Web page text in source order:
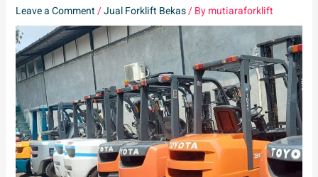
Leave a Comment/Jual Forklift Bekas/ Bymutiaraforklift